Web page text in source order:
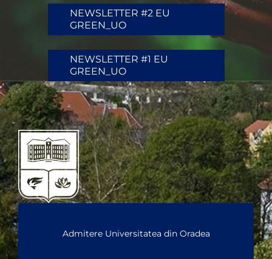
NEWSLETTER #2 EU
GREEN_UO
NEWSLETTER #1 EU
GREEN_UO
Admitere Universitatea din Oradea